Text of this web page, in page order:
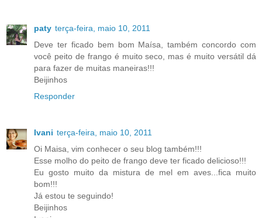
paty terça-feira, maio 10, 2011
Deve ter ficado bem bom Maísa, também concordo com
você peito de frango é muito seco, mas é muito versátil dá
para fazer de muitas maneiras!!!
Beijinhos
Responder
Ivani terça-feira, maio 10, 2011
Oi Maisa, vim conhecer o seu blog também!!!
Esse molho do peito de frango deve ter ficado delicioso!!!
Eu gosto muito da mistura de mel em aves...fica muito
bom!!!
Já estou te seguindo!
Beijinhos